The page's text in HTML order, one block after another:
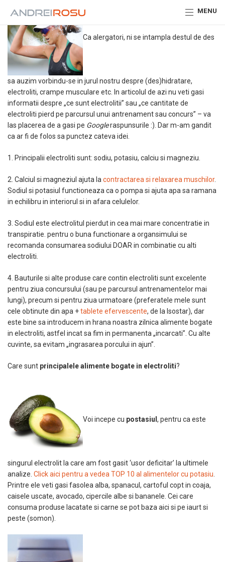
MENU
Ca alergatori, ni se intampla destul de des
sa auzim vorbindu-se in jurul nostru despre (des)hidratare,
electroliti, crampe musculare etc. In articolul de azi nu veti gasi
informatii despre „ce sunt electrolitii” sau „ce cantitate de
electroliti pierd pe parcursul unui antrenament sau concurs” – va
las placerea de a gasi pe Googleraspunsurile :). Dar m-am gandit
ca ar fi de folos sa punctez cateva idei.
1. Principalii electroliti sunt: sodiu, potasiu, calciu si magneziu.
2. Calciul si magneziul ajuta la contractarea si relaxarea muschilor.
Sodiul si potasiul functioneaza ca o pompa si ajuta apa sa ramana
in echilibru in interiorul si in afara celulelor.
3. Sodiul este electrolitul pierdut in cea mai mare concentratie in
transpiratie. pentru o buna functionare a organsimului se
recomanda consumarea sodiului DOAR in combinatie cu alti
electroliti.
4. Bauturile si alte produse care contin electroliti sunt excelente
pentru ziua concursului (sau pe parcursul antrenamentelor mai
lungi), precum si pentru ziua urmatoare (preferatele mele sunt
cele obtinute din apa +tablete efervescente, de la Isostar), dar
este bine sa introducem in hrana noastra zilnica alimente bogate
in electroliti, astfel incat sa fim in permanenta „incarcati”. Cu alte
cuvinte, sa evitam „ingrasarea porcului in ajun”.
Care sunt principalele alimente bogate in electroliti?
Voi incepe cu postasiul , pentru ca este
singurul electrolit la care am fost gasit ‘usor deficitar’ la ultimele
analize. Click aici pentru a vedea TOP 10 al alimentelor cu potasiu
Printre ele veti gasi fasolea alba, spanacul, cartoful copt in coaja,
caisele uscate, avocado, cipercile albe si bananele. Cei care
consuma produse lacatate si carne se pot baza aici si pe iaurt si
peste (somon).